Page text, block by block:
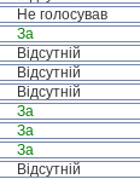
Не голосував
За
Відсутній
Відсутній
Відсутній
За
За
За
Відсутній